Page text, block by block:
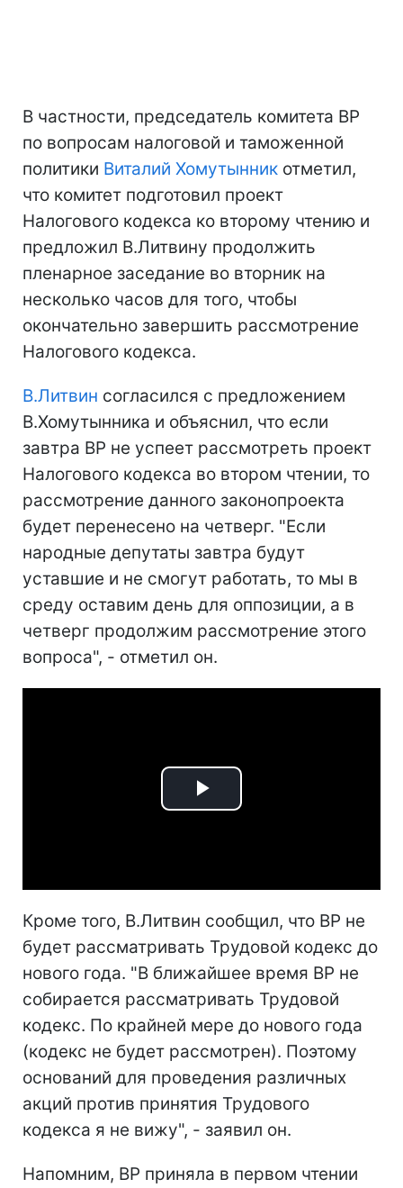
В частности, председатель комитета ВР
по вопросам налоговой и таможенной
политики Виталий Хомутынник отметил,
что комитет подготовил проект
Налогового кодекса ко второму чтению и
предложил В.Литвину продолжить
пленарное заседание во вторник на
несколько часов для того, чтобы
окончательно завершить рассмотрение
Налогового кодекса.
В.Литвин согласился с предложением
В.Хомутынника и объяснил, что если
завтра ВР не успеет рассмотреть проект
Налогового кодекса во втором чтении, то
рассмотрение данного законопроекта
будет перенесено на четверг. "Если
народные депутаты завтра будут
уставшие и не смогут работать, то мы в
среду оставим день для оппозиции, а в
четверг продолжим рассмотрение этого
вопроса", - отметил он.
Play
Кроме того, В.Литвин сообщил, что ВР не
будет рассматривать Трудовой кодекс до
нового года. "В ближайшее время ВР не
собирается рассматривать Трудовой
кодекс. По крайней мере до нового года
(кодекс не будет рассмотрен). Поэтому
оснований для проведения различных
акций против принятия Трудового
кодекса я не вижу", - заявил он.
Напомним, ВР приняла в первом чтении